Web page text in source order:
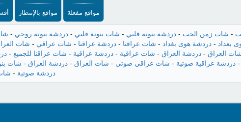
مواقع مفعلة مواقع بالإنتظار
- شات زمن الحب - دردشة بنوتة قلبي - شات بنوتة قلبي - دردشة بنوتة روحي -
بغداد -دردشة هوى بغداد - شات عراقنا -دردشة عراقنا - شات عراقي - شات
العراق -دردشة العراق - شات عراقية -دردشة عراقية - شات عراقنا للجميع -
- دردشة عراقية صوتية - شات عراقي صوتي - شات العراق - دردشة العراق - شات
دردشة صوتية -